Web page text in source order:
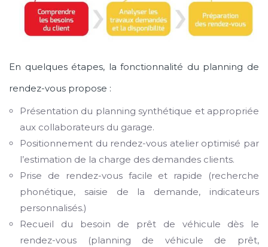
En quelques étapes, la fonctionnalité du planning de
rendez-vous propose :
Présentation du planning synthétique et appropriée
aux collaborateurs du garage.
Positionnement du rendez-vous atelier optimisé par
l’estimation de la charge des demandes clients.
Prise de rendez-vous facile et rapide (recherche
phonétique, saisie de la demande, indicateurs
personnalisés.)
Recueil du besoin de prêt de véhicule dès le
rendez-vous (planning de véhicule de prêt,